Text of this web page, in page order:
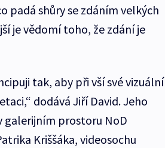
padá shůry se zdáním velkých
je vědomí toho, že zdání je
tak, aby při vší své vizuální
dodává Jiří David. Jeho
galerijním prostoru NoD
Kriššáka, videosochu